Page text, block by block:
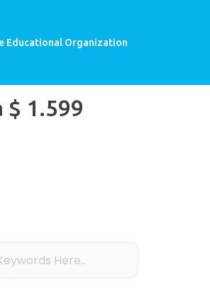
Educational Organization
$ 1.599